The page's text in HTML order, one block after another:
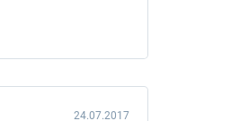
24.07.2017